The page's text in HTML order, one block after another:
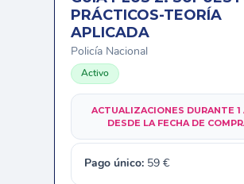
PRÁCTICOS-TEORÍA
APLICADA
Policía Nacional
Activo
ACTUALIZACIONES DURANTE 1
DESDE LA FECHA DE
Pago único: 59 €